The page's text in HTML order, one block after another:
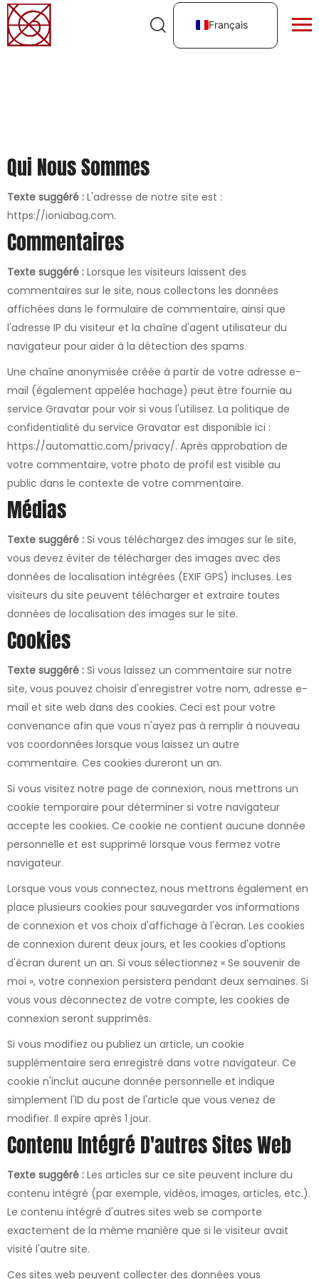
Français
Qui Nous Sommes
Texte suggéré : L'adresse de notre site est :
https://ioniabag.com.
Commentaires
Texte suggéré : Lorsque les visiteurs laissent des
commentaires sur le site, nous collectons les données
affichées dans le formulaire de commentaire, ainsi que
l'adresse IP du visiteur et la chaîne d'agent utilisateur du
navigateur pour aider à la détection des spams.
Une chaîne anonymisée créée à partir de votre adresse e-
mail (également appelée hachage) peut être fournie au
service Gravatar pour voir si vous l'utilisez. La politique de
confidentialité du service Gravatar est disponible ici :
https://automattic.com/privacy/. Après approbation de
votre commentaire, votre photo de profil est visible au
public dans le contexte de votre commentaire.
Médias
Texte suggéré : Si vous téléchargez des images sur le site,
vous devez éviter de télécharger des images avec des
données de localisation intégrées (EXIF GPS) incluses. Les
visiteurs du site peuvent télécharger et extraire toutes
données de localisation des images sur le site.
Cookies
Texte suggéré : Si vous laissez un commentaire sur notre
site, vous pouvez choisir d'enregistrer votre nom, adresse e-
mail et site web dans des cookies. Ceci est pour votre
convenance afin que vous n'ayez pas à remplir à nouveau
vos coordonnées lorsque vous laissez un autre
commentaire. Ces cookies dureront un an.
Si vous visitez notre page de connexion, nous mettrons un
cookie temporaire pour déterminer si votre navigateur
accepte les cookies. Ce cookie ne contient aucune donnée
personnelle et est supprimé lorsque vous fermez votre
navigateur.
Lorsque vous vous connectez, nous mettrons également en
place plusieurs cookies pour sauvegarder vos informations
de connexion et vos choix d'affichage à l'écran. Les cookies
de connexion durent deux jours, et les cookies d'options
d'écran durent un an. Si vous sélectionnez « Se souvenir de
moi », votre connexion persistera pendant deux semaines. Si
vous vous déconnectez de votre compte, les cookies de
connexion seront supprimés.
Si vous modifiez ou publiez un article, un cookie
supplémentaire sera enregistré dans votre navigateur. Ce
cookie n'inclut aucune donnée personnelle et indique
simplement l'ID du post de l'article que vous venez de
modifier. Il expire après 1 jour.
Contenu Intégré D'autres Sites Web
Texte suggéré : Les articles sur ce site peuvent inclure du
contenu intégré (par exemple, vidéos, images, articles, etc.).
Le contenu intégré d'autres sites web se comporte
exactement de la même manière que si le visiteur avait
visité l'autre site.
Ces sites web peuvent collecter des données vous